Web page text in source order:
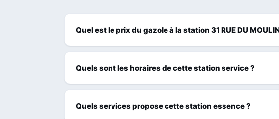
Quel est le prix du gazole à la station 31 RUE DU
Quels sont les horaires de cette station service ?
Quels services propose cette station essence ?